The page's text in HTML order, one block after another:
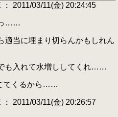
2011/03/11(金) 20:24:45
……
適当に埋まり切らんかもしれん
も入れて水増ししてくれ……
てくるから……
2011/03/11(金) 20:26:57